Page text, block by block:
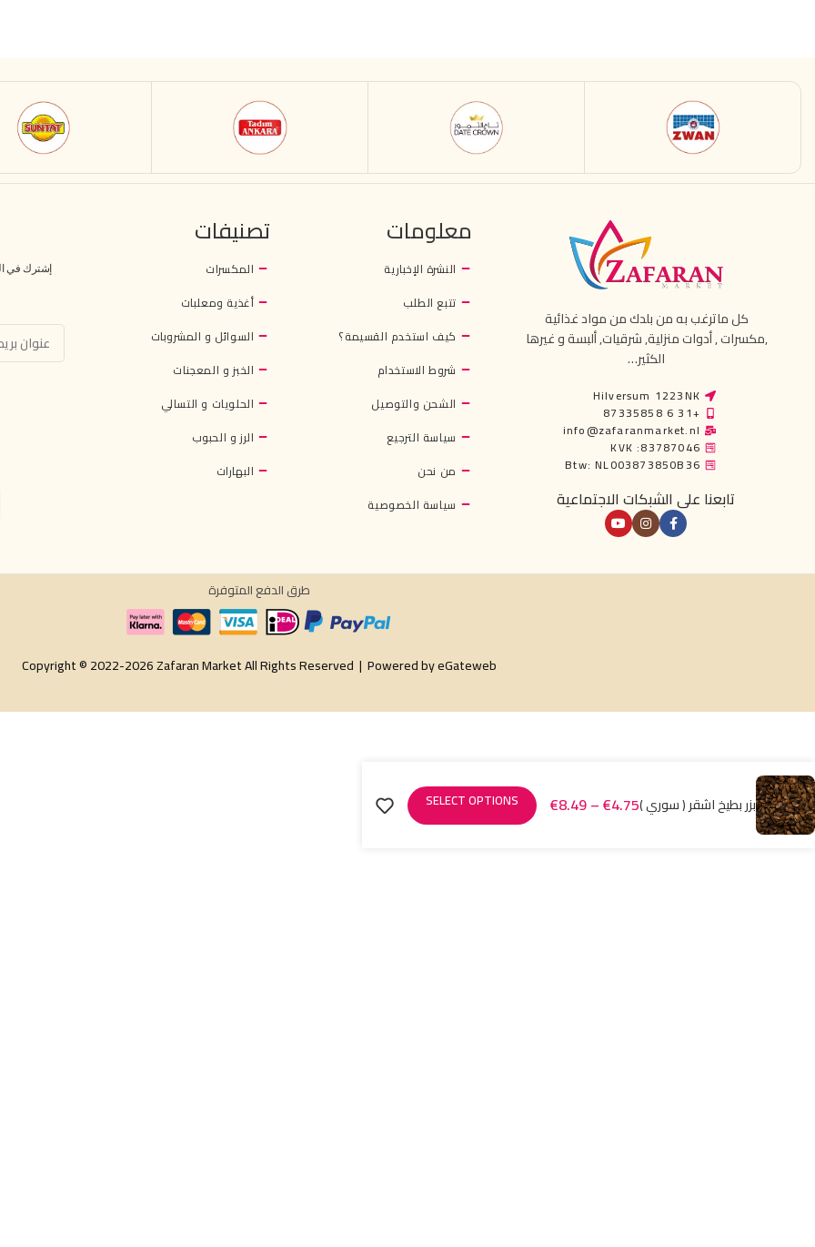
كل ماترغب به من بلدك من مواد غذائية
,مكسرات , أدوات منزلية, شرقيات, ألبسة و غيرها
الكثير…
Hilversum 1223NK
+31 6 87335858
info@zafaranmarket.nl
KVK :83787046
Btw: NL003873850B36
تابعنا على الشبكات الاجتماعية
معلومات
النشرة الإخبارية
تتبع الطلب
كيف استخدم القسيمة؟
شروط الاستخدام
الشحن والتوصيل
سياسة الترجيع
من نحن
سياسة الخصوصية
تصنيفات
المكسرات
أغذية ومعلبات
السوائل و المشروبات
الخبز و المعجنات
الحلويات و التسالي
الرز و الحبوب
البهارات
إشترك في
طرق الدفع المتوفرة
Copyright © 2022-2026 Zafaran Market All Rights Reserved | Powered byeGateweb
بزر بطيخ اشقر ( سوري ) €4.75
–
€8.49
SELECT OPTIONS